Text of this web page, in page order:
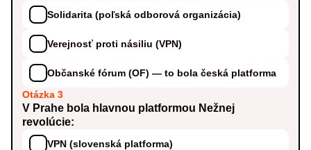
Solidarita (poľská odborová organizácia)
Verejnosť proti násiliu (VPN)
Občanské fórum (OF) — to bola česká platforma
Otázka 3
V Prahe bola hlavnou platformou Nežnej
revolúcie:
VPN (slovenská platforma)